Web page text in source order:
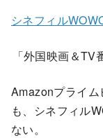
シネフィル
「外国映画＆TV
Amazonプライ
も、シネフィル
ない。